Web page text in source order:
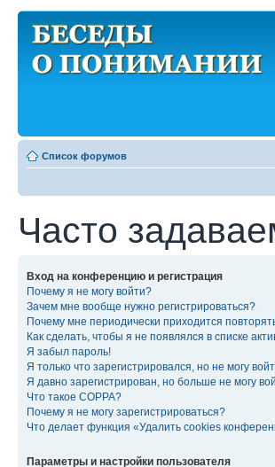
Список форумов
Часто
Вход на конференцию и регистрация
Почему я не могу войти?
Зачем мне вообще нужно регистрироваться?
Почему мне периодически приходится
Как сделать, чтобы я не появлялся в списке
Я забыл пароль!
Я только что зарегистрировался, но не могу
Я давно зарегистрирован, но больше не могу
Что такое COPPA?
Почему я не могу зарегистрироваться?
Что делает функция «Удалить cookies
Параметры и настройки пользователя